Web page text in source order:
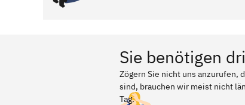
Sie benötigen
Zögern Sie nicht uns anzurufen,
sind, brauchen wir meist nicht
Tag.